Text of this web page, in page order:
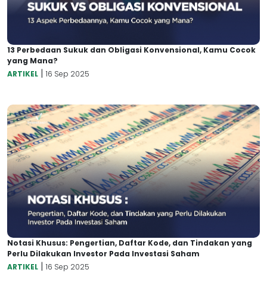
13 Perbedaan Sukuk dan Obligasi Konvensional, Kamu Cocok
yang Mana?
ARTIKEL | 16 Sep 2025
Notasi Khusus: Pengertian, Daftar Kode, dan Tindakan yang
Perlu Dilakukan Investor Pada Investasi Saham
ARTIKEL | 16 Sep 2025